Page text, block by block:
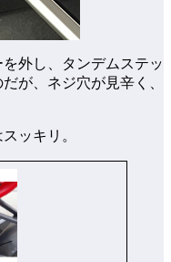
外し、タンデムステッ
が、ネジ穴が見辛く、
ッキリ。